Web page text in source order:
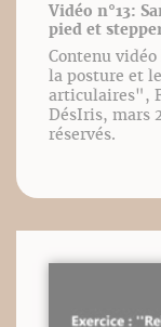
Vidéo n°13:
pied et
Contenu
la posture et
articulaires",
DésIris, mars
réservés.